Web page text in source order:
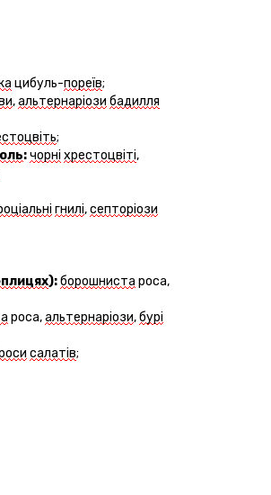
цибуль-пореїв;
,альтернаріози бадилля
ь;
ь:чорні хрестоцвіті,
і гнилі,септоріози
):борошниста роса,
роса,альтернаріози,бурі
и салатів;